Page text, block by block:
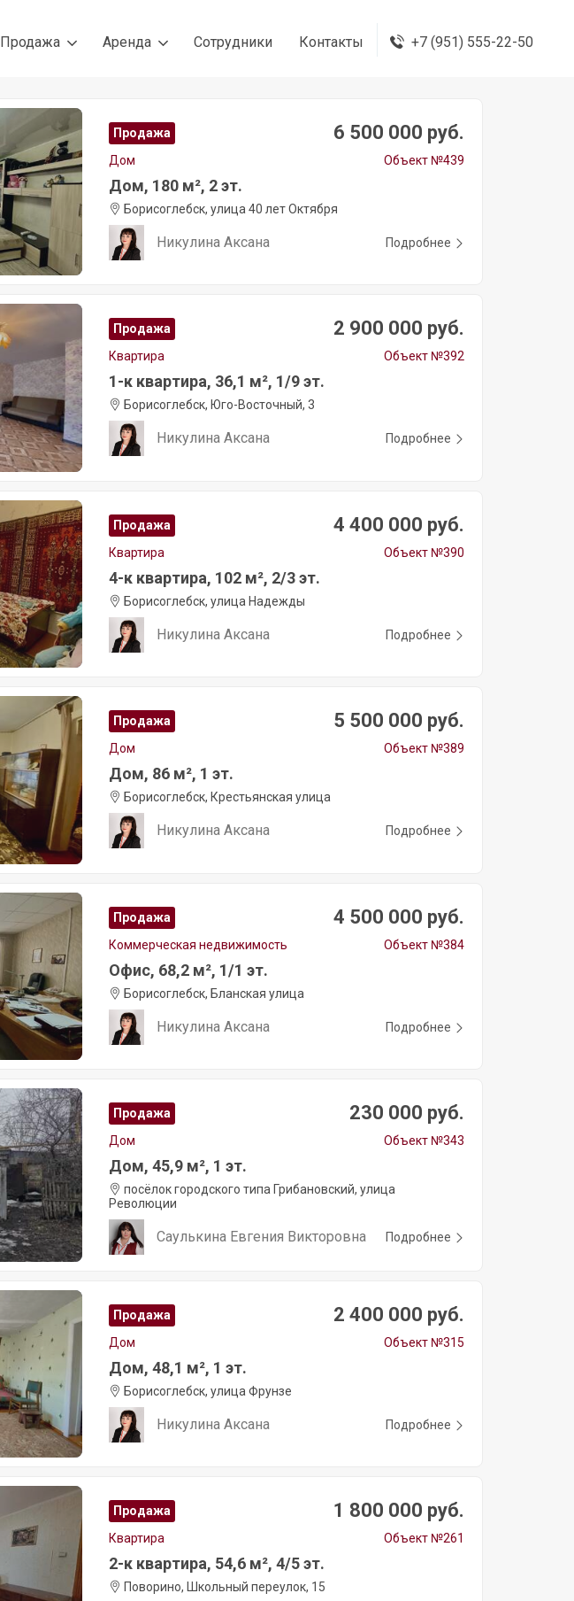
Продажа Аренда Сотрудники Контакты +7 (951) 555-22-50
Продажа 6 500 000 руб.
Дом Объект №439
Дом, 180 м², 2 эт.
Борисоглебск, улица 40 лет Октября
Никулина Аксана Подробнее
Продажа 2 900 000 руб.
Квартира Объект №392
1-к квартира, 36,1 м², 1/9 эт.
Борисоглебск, Юго-Восточный, 3
Никулина Аксана Подробнее
Продажа 4 400 000 руб.
Квартира Объект №390
4-к квартира, 102 м², 2/3 эт.
Борисоглебск, улица Надежды
Никулина Аксана Подробнее
Продажа 5 500 000 руб.
Дом Объект №389
Дом, 86 м², 1 эт.
Борисоглебск, Крестьянская улица
Никулина Аксана Подробнее
Продажа 4 500 000 руб.
Коммерческая недвижимость Объект №384
Офис, 68,2 м², 1/1 эт.
Борисоглебск, Бланская улица
Никулина Аксана Подробнее
Продажа 230 000 руб.
Дом Объект №343
Дом, 45,9 м², 1 эт.
посёлок городского типа Грибановский, улица
Революции
Саулькина Евгения Викторовна Подробнее
Продажа 2 400 000 руб.
Дом Объект №315
Дом, 48,1 м², 1 эт.
Борисоглебск, улица Фрунзе
Никулина Аксана Подробнее
Продажа 1 800 000 руб.
Квартира Объект №261
2-к квартира, 54,6 м², 4/5 эт.
Поворино, Школьный переулок, 15